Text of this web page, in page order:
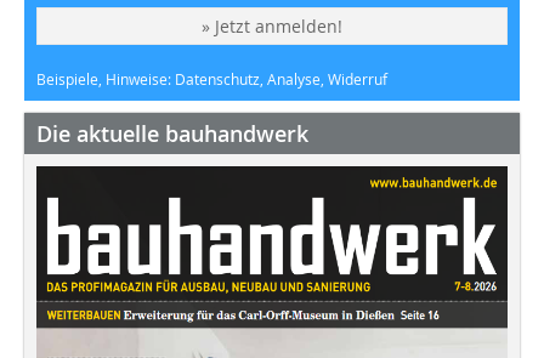
» Jetzt anmelden!
Beispiele, Hinweise: Datenschutz, Analyse, Widerruf
Die aktuelle bauhandwerk